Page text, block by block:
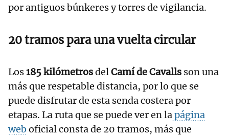
por antiguos búnkeres y torres de vigilancia.
20 tramos para una vuelta circular
Los185 kilómetrosdelCamí de Cavalls son una
más que respetable distancia, por lo que se
puede disfrutar de esta senda costera por
etapas. La ruta que se puede ver en lapágina
weboficial consta de 20 tramos, más que